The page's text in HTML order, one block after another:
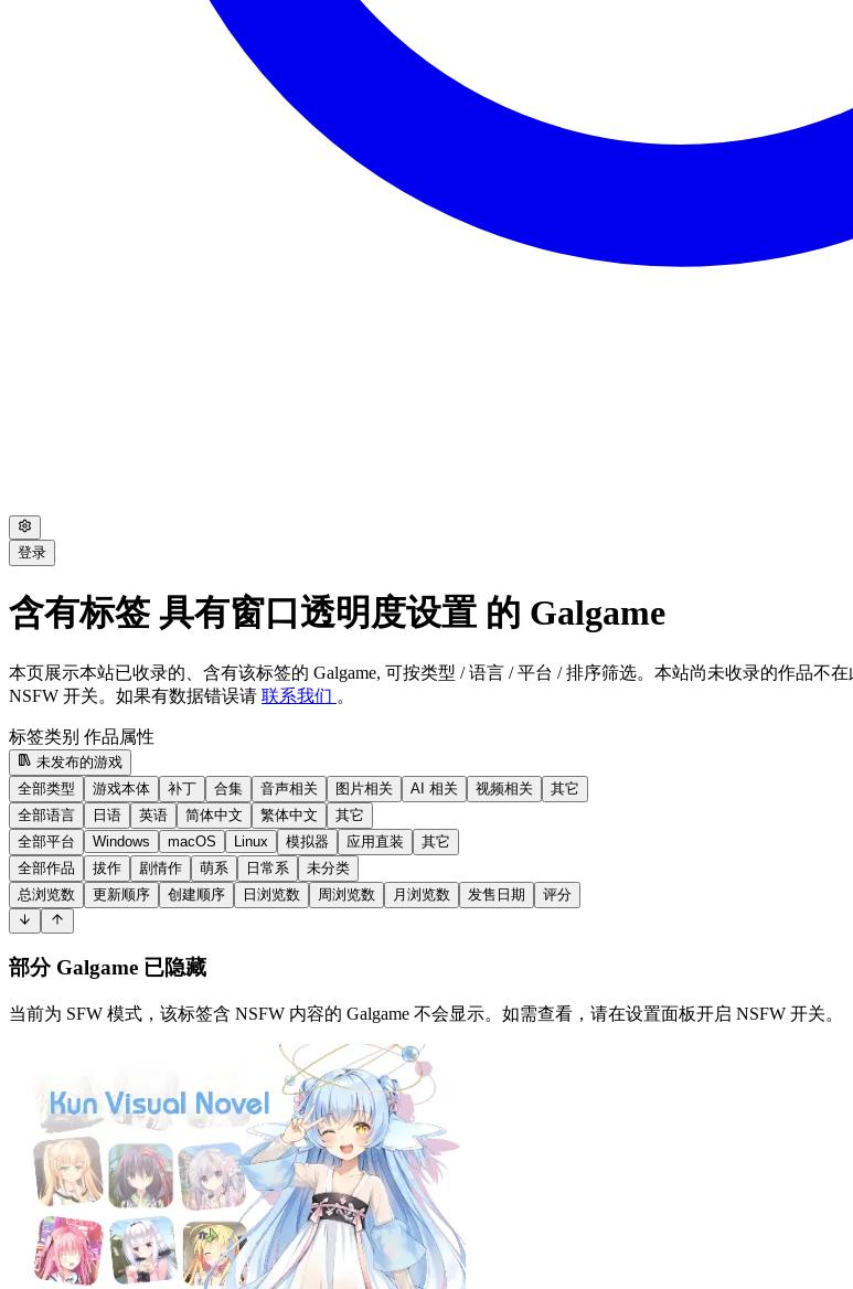
登录
含有标签 具有窗口透明度设置 的 Galgame
本页展示本站已收录的、含有该标签的 Galgame, 可按类型 / 语言 / 平台 / 排序筛选。本站尚未收录的作品不
NSFW 开关。如果有数据错误请 联系我们 。
标签类别 作品属性
未发布的游戏
全部类型
游戏本体 补丁 合集 音声相关 图片相关 AI 相关 视频相关
其它
全部语言
日语 英语 简体中文 繁体中文
其它
全部平台
Windows macOS Linux 模拟器 应用直装
其它
全部作品
拔作 剧情作 萌系 日常系
未分类
总浏览数
更新顺序 创建顺序 日浏览数 周浏览数 月浏览数 发售日期 评分
部分 Galgame 已隐藏
当前为 SFW 模式，该标签含 NSFW 内容的 Galgame 不会显示。如需查看，请在设置面板开启 NSFW 开关。